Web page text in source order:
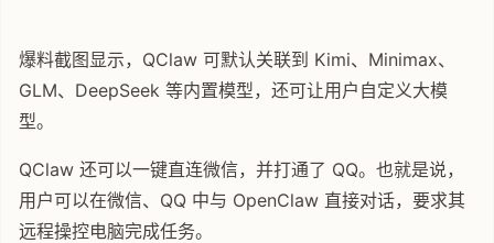
爆料截图显示，QClaw 可默认关联到 Kimi、Minimax、
GLM、DeepSeek 等内置模型，还可让用户自定义大模
型。
QClaw 还可以一键直连微信，并打通了 QQ。也就是说，
用户可以在微信、QQ 中与 OpenClaw 直接对话，要求其
远程操控电脑完成任务。